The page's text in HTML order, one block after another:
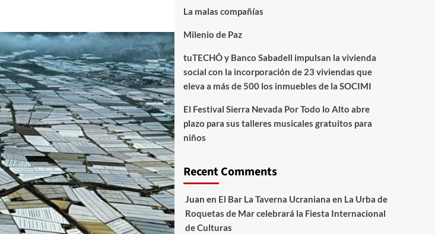
La malas compañías
Milenio de Paz
tuTECHÔ y Banco Sabadell impulsan la vivienda
social con la incorporación de 23 viviendas que
eleva a más de 500 los inmuebles de la SOCIMI
El Festival Sierra Nevada Por Todo lo Alto abre
plazo para sus talleres musicales gratuitos para
niños
Recent Comments
Juan en El Bar La Taverna Ucraniana en La Urba de
Roquetas de Mar celebrará la Fiesta Internacional
de Culturas